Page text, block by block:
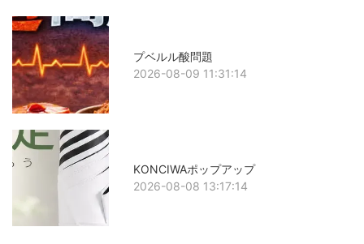
プベルル酸問題
2026-08-09 11:31:14
KONCIWAポップアップ
2026-08-08 13:17:14